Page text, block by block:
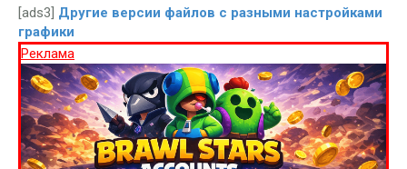
[ads3] Другие версии файлов с разными настройками
графики
Реклама